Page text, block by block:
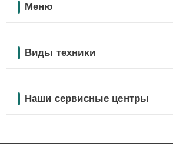
Меню
Виды техники
Наши сервисные центры